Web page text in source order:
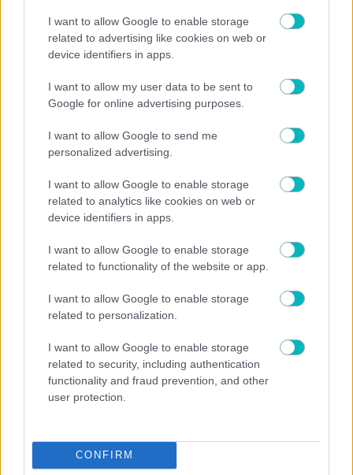
I want to allow Google to enable storage
related to advertising like cookies on web or
device identifiers in apps.
I want to allow my user data to be sent to
Google for online advertising purposes.
I want to allow Google to send me
personalized advertising.
I want to allow Google to enable storage
related to analytics like cookies on web or
device identifiers in apps.
I want to allow Google to enable storage
related to functionality of the website or app.
I want to allow Google to enable storage
related to personalization.
I want to allow Google to enable storage
related to security, including authentication
functionality and fraud prevention, and other
user protection.
CONFIRM
"The situation is out of control": Greek firefighters
battle wildfire for fourth day
Νόλεϊ για την μεταγραφή του στην ΑΕΚ: «Με
έπεισαν ο Σάκοτα και οι παίκτες να έρθω στην
ΜΠΑΣΚΕΤ ΑΕΚ
Επίσημο: Στην ΑΕΚ ο Λάντερς Νόλεϊ!